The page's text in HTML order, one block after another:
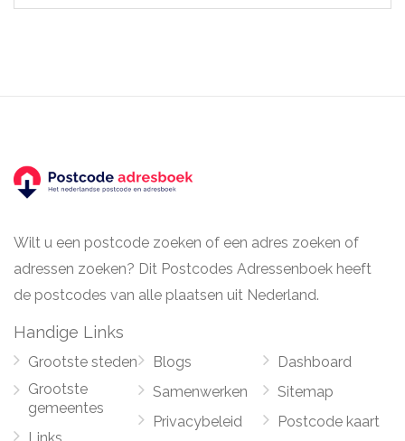
Wilt u een postcode zoeken of een adres zoeken of
adressen zoeken? Dit Postcodes Adressenboek heeft
de postcodes van alle plaatsen uit Nederland.
Handige Links
Grootste steden
Grootste
gemeentes
Blogs
Samenwerken
Privacybeleid
Dashboard
Sitemap
Postcode kaart